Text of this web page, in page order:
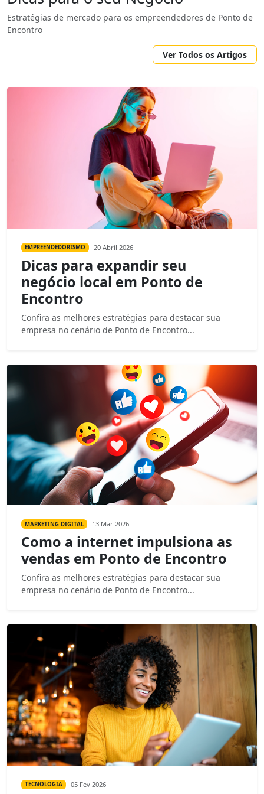
Estratégias de mercado para os empreendedores de Ponto de
Encontro
Ver Todos os Artigos
EMPREENDEDORISMO 20 Abril 2026
Dicas para expandir seu
negócio local em Ponto de
Encontro
Confira as melhores estratégias para destacar sua
empresa no cenário de Ponto de Encontro...
MARKETING DIGITAL 13 Mar 2026
Como a internet impulsiona as
vendas em Ponto de Encontro
Confira as melhores estratégias para destacar sua
empresa no cenário de Ponto de Encontro...
TECNOLOGIA 05 Fev 2026